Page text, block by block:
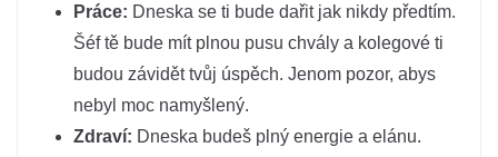
Práce: Dneska se ti bude dařit jak nikdy předtím.
Šéf tě bude mít plnou pusu chvály a kolegové ti
budou závidět tvůj úspěch. Jenom pozor, abys
nebyl moc namyšlený.
Zdraví: Dneska budeš plný energie a elánu.